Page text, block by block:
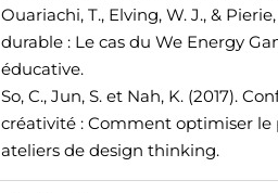
Ouariachi, T., Elving, W. J., & Pierie,
durable : Le cas du We Energy
éducative.
So, C., Jun, S. et Nah, K. (2017).
créativité : Comment optimiser le
ateliers de design thinking.